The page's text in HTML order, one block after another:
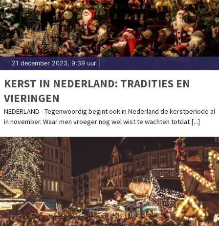
21 december 2023, 9:39 uur
KERST IN NEDERLAND: TRADITIES EN
VIERINGEN
NEDERLAND - Tegenwoordig begint ook in Nederland de kerstperiode al
in november. Waar men vroeger nog wel wist te wachten totdat [...]